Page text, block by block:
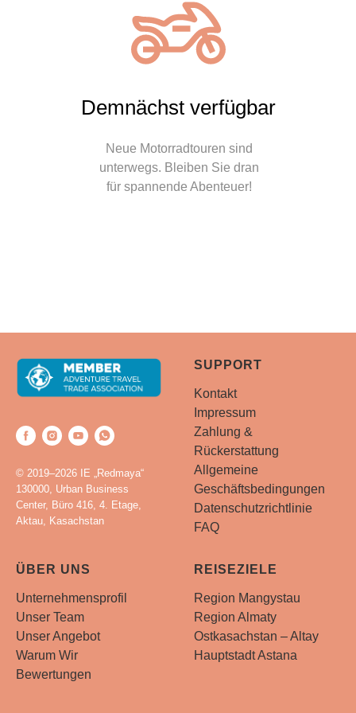
Demnächst verfügbar
Neue Motorradtouren sind
unterwegs. Bleiben Sie dran
für spannende Abenteuer!
© 2019–2026 IE „Redmaya“
130000, Urban Business
Center, Büro 416, 4. Etage,
Aktau, Kasachstan
SUPPORT
Kontakt
Impressum
Zahlung &
Rückerstattung
Allgemeine
Geschäftsbedingungen
Datenschutzrichtlinie
FAQ
ÜBER UNS
Unternehmensprofil
Unser Team
Unser Angebot
Warum Wir
Bewertungen
REISEZIELE
Region Mangystau
Region Almaty
Ostkasachstan – Altay
Hauptstadt Astana